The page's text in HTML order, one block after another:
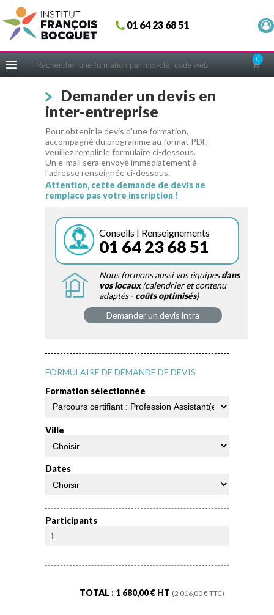
01 64 23 68 51
0
Fermer
ACCUEIL
CERIFICATIONS
INTRAS | SUR-MESURE
COACHING
EN PRATIQUE
NOUS CONNAÎTRE
CONSEILS MICRO-COACHING
WEBINAIRES
QUESTIONNAIRE GRATUIT
Demander un devis en
inter-entreprise
Pour obtenir le devis d'une formation,
accompagné du programme au format PDF,
veuillez remplir le formulaire ci-dessous.
Un e-mail sera envoyé immédiatement à
l'adresse renseignée ci-dessous.
Attention, cette demande de devis ne
remplace pas votre inscription !
Conseils | Renseignements
01 64 23 68 51
Nous formons aussi vos équipesdans
vos locaux(calendrier et contenu
adaptés -coûts optimisés)
Demander un devis intra
FORMULAIRE DE DEMANDE DE DEVIS
Formation sélectionnée
Ville
Dates
Participants
TOTAL : 1 680,00€ HT (2 016,00€ TTC)